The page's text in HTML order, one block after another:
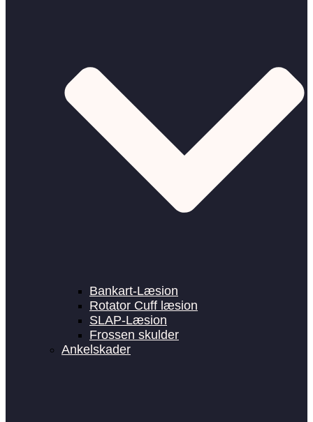
Bankart-Læsion
Rotator Cuff læsion
SLAP-Læsion
Frossen skulder
Ankelskader